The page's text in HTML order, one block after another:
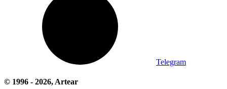
Telegram
© 1996 - 2026, Artear